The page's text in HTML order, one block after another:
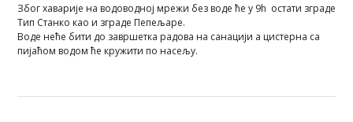
Због хаварије на водоводној мрежи без воде ће у 9h остати зграде
Тип Станко као и зграде Пепељаре.
Воде неће бити до завршетка радова на санацији а цистерна са
пијаћом водом ће кружити по насељу.